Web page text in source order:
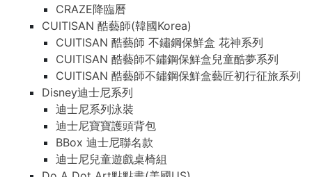
CRAZE降臨曆
CUITISAN 酷藝師(韓國Korea)
CUITISAN 酷藝師 不鏽鋼保鮮盒 花神系列
CUITISAN 酷藝師不鏽鋼保鮮盒兒童酷夢系列
CUITISAN 酷藝師不鏽鋼保鮮盒藝匠初行征旅系列
Disney迪士尼系列
迪士尼系列泳裝
迪士尼寶寶護頭背包
BBox 迪士尼聯名款
迪士尼兒童遊戲桌椅組